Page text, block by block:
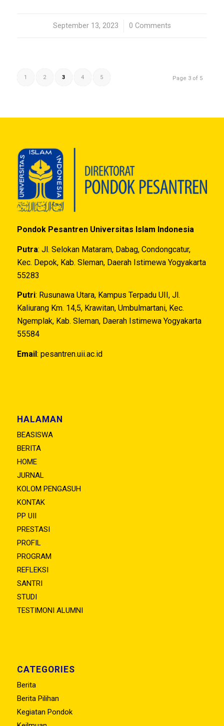
September 13, 2023
/ 0 Comments
Page 3 of 5
1 2 3 4 5
Pondok Pesantren Universitas Islam Indonesia
Putra: Jl. Selokan Mataram, Dabag, Condongcatur,
Kec. Depok, Kab. Sleman, Daerah Istimewa Yogyakarta
55283
Putri: Rusunawa Utara, Kampus Terpadu UII, Jl.
Kaliurang Km. 14,5, Krawitan, Umbulmartani, Kec.
Ngemplak, Kab. Sleman, Daerah Istimewa Yogyakarta
55584
Email: pesantren.uii.ac.id
HALAMAN
BEASISWA
BERITA
HOME
JURNAL
KOLOM PENGASUH
KONTAK
PP UII
PRESTASI
PROFIL
PROGRAM
REFLEKSI
SANTRI
STUDI
TESTIMONI ALUMNI
CATEGORIES
Berita
Berita Pilihan
Kegiatan Pondok